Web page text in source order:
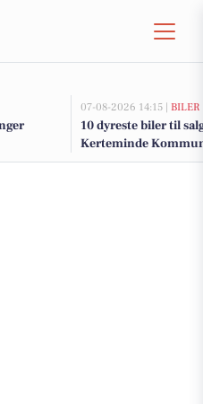
07-08-2026 14:15 | BILER
10 dyreste biler til
Kerteminde